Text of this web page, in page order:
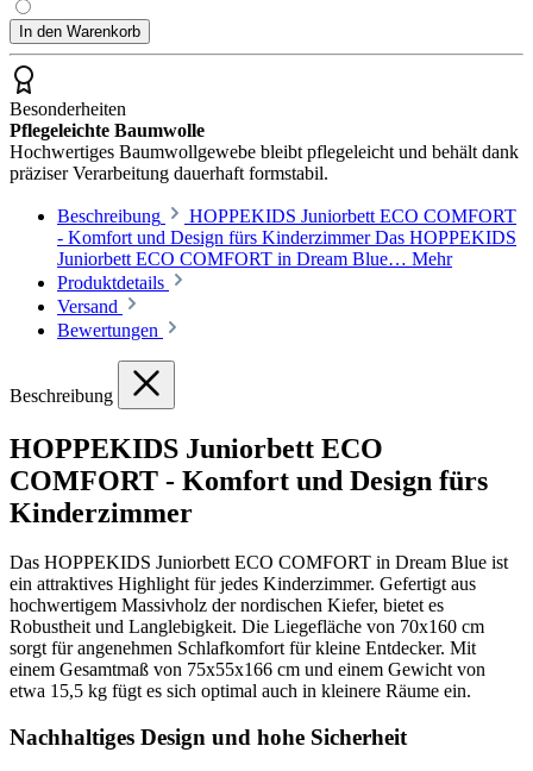
In den Warenkorb
Besonderheiten
Pflegeleichte Baumwolle
Hochwertiges Baumwollgewebe bleibt pflegeleicht und behält dank
präziser Verarbeitung dauerhaft formstabil.
Beschreibung
HOPPEKIDS Juniorbett ECO COMFORT
- Komfort und Design fürs Kinderzimmer Das HOPPEKIDS
Juniorbett ECO COMFORT in Dream Blue… Mehr
Produktdetails
Versand
Bewertungen
Beschreibung
HOPPEKIDS Juniorbett ECO
COMFORT - Komfort und Design fürs
Kinderzimmer
Das HOPPEKIDS Juniorbett ECO COMFORT in Dream Blue ist
ein attraktives Highlight für jedes Kinderzimmer. Gefertigt aus
hochwertigem Massivholz der nordischen Kiefer, bietet es
Robustheit und Langlebigkeit. Die Liegefläche von 70x160 cm
sorgt für angenehmen Schlafkomfort für kleine Entdecker. Mit
einem Gesamtmaß von 75x55x166 cm und einem Gewicht von
etwa 15,5 kg fügt es sich optimal auch in kleinere Räume ein.
Nachhaltiges Design und hohe Sicherheit